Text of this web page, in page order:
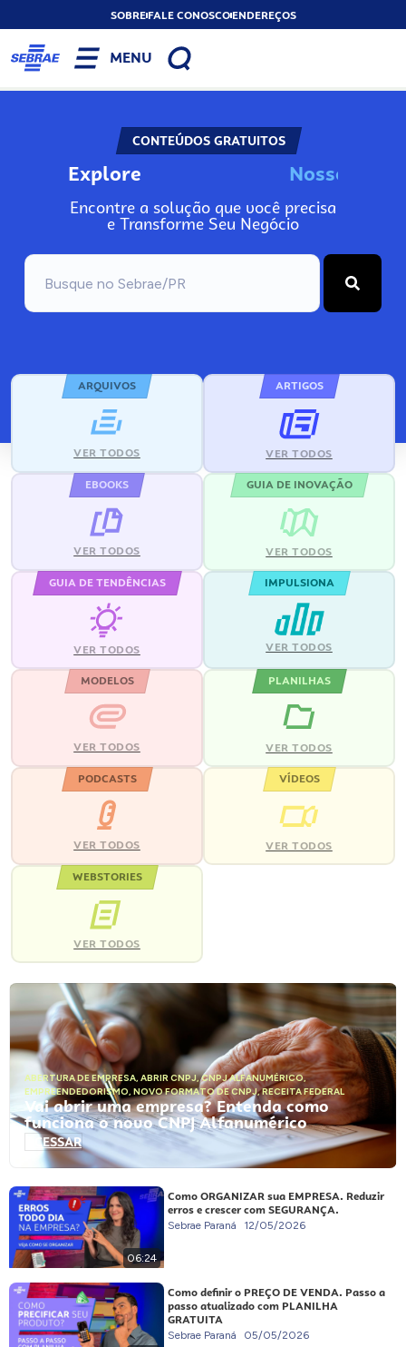
SOBREFALE CONOSCOENDEREÇOS
MENU
CONTEÚDOS GRATUITOS
Explore Nosso
Encontre a solução que você precisa
e Transforme Seu Negócio
ARQUIVOS
VER TODOS
ARTIGOS
VER TODOS
EBOOKS
VER TODOS
GUIA DE INOVAÇÃO
VER TODOS
GUIA DE TENDÊNCIAS
VER TODOS
IMPULSIONA
VER TODOS
MODELOS
VER TODOS
PLANILHAS
VER TODOS
PODCASTS
VER TODOS
VÍDEOS
VER TODOS
WEBSTORIES
VER TODOS
ABERTURA DE EMPRESA, ABRIR CNPJ,CNPJ ALFANUMÉRICO,
EMPREENDEDORISMO, NOVO FORMATO DE CNPJ,RECEITA FEDERAL
Vai abrir uma empresa? Entenda como
funciona o novo CNPJ Alfanumérico
ACESSAR
06:24
Como ORGANIZAR sua EMPRESA. Reduzir
erros e crescer com SEGURANÇA.
Sebrae Paraná 12/05/2026
Como definir o PREÇO DE VENDA. Passo a
passo atualizado com PLANILHA
GRATUITA
Sebrae Paraná 05/05/2026